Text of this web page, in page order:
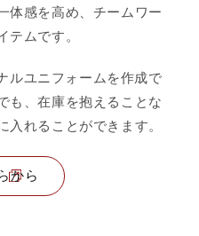
体感を高め、チームワー
テムです。
ルユニフォームを作成で
も、在庫を抱えることな
入れることができます。
から